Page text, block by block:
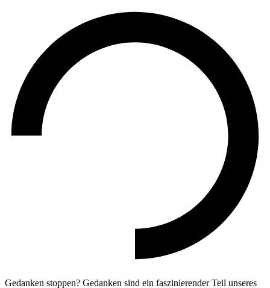
Gedanken stoppen? Gedanken sind ein faszinierender Teil unseres